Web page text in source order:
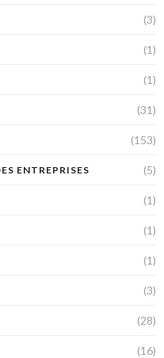
(3)
(1)
(1)
(31)
(153)
ENTREPRISES (5)
(1)
(1)
(1)
(3)
(28)
(16)